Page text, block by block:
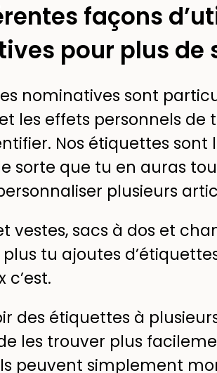
façons
pour plus de
nominatives sont
les effets personnels
Nos étiquettes
sorte que tu en auras
plusieurs
vestes, sacs à dos et
tu ajoutes
c’est.
des étiquettes à
les trouver plus
peuvent simplement